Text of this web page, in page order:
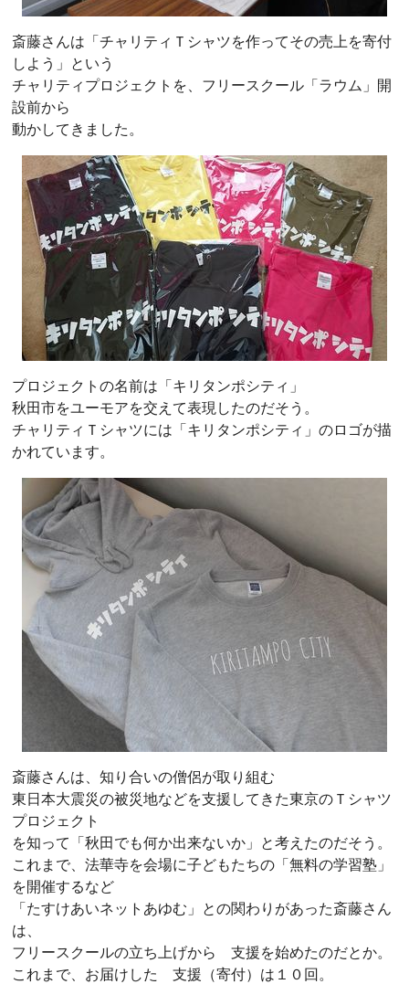
斎藤さんは「チャリティＴシャツを作ってその売上を寄付
しよう」という
チャリティプロジェクトを、フリースクール「ラウム」開
設前から
動かしてきました。
プロジェクトの名前は「キリタンポシティ」
秋田市をユーモアを交えて表現したのだそう。
チャリティＴシャツには「キリタンポシティ」のロゴが描
かれています。
斎藤さんは、知り合いの僧侶が取り組む
東日本大震災の被災地などを支援してきた東京のＴシャツ
プロジェクト
を知って「秋田でも何か出来ないか」と考えたのだそう。
これまで、法華寺を会場に子どもたちの「無料の学習塾」
を開催するなど
「たすけあいネットあゆむ」との関わりがあった斎藤さん
は、
フリースクールの立ち上げから 支援を始めたのだとか。
これまで、お届けした 支援（寄付）は１０回。